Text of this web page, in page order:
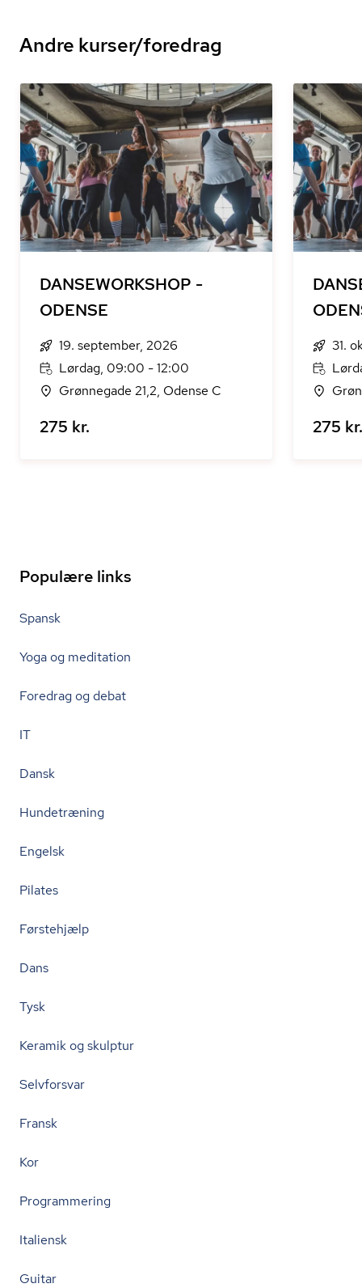
Andre kurser/foredrag
DANSEWORKSHOP -
ODENSE
19. september, 2026
Lørdag, 09:00 - 12:00
Grønnegade 21,2, Odense C
275 kr.
31.
275 kr.
Populære links
Spansk
Yoga og meditation
Foredrag og debat
IT
Dansk
Hundetræning
Engelsk
Pilates
Førstehjælp
Dans
Tysk
Keramik og skulptur
Selvforsvar
Fransk
Kor
Programmering
Italiensk
Guitar